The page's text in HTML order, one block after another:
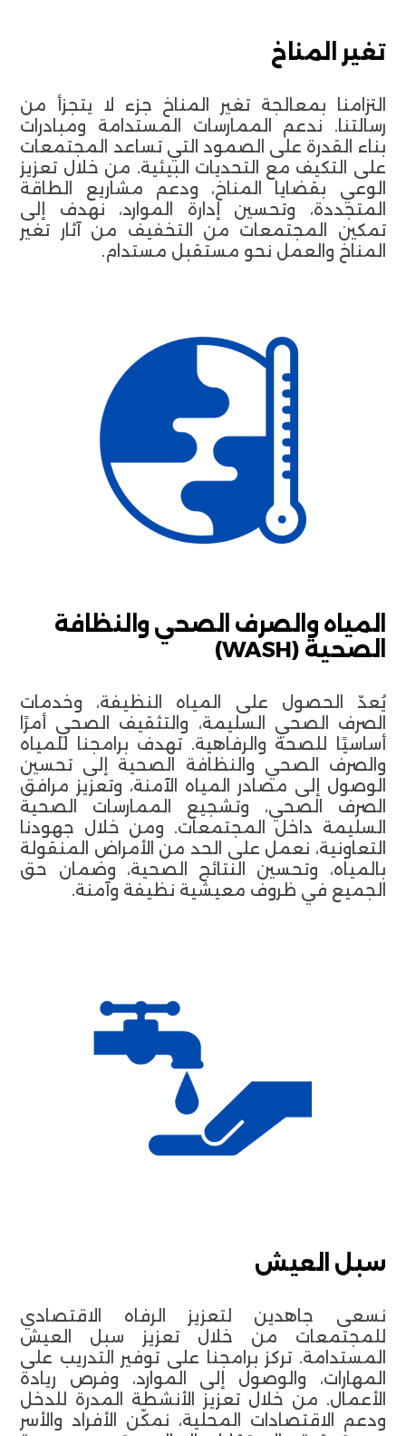
تغير المناخ
التزامنا بمعالجة تغير المناخ جزء لا يتجزأ من
رسالتنا. ندعم الممارسات المستدامة ومبادرات
بناء القدرة على الصمود التي تساعد المجتمعات
على التكيف مع التحديات البيئية. من خلال تعزيز
الوعي بقضايا المناخ، ودعم مشاريع الطاقة
المتجددة، وتحسين إدارة الموارد، نهدف إلى
تمكين المجتمعات من التخفيف من آثار تغير
المناخ والعمل نحو مستقبل مستدام.
المياه والصرف الصحي والنظافة
الصحية (WASH)
يُعدّ الحصول على المياه النظيفة، وخدمات
الصرف الصحي السليمة، والتثقيف الصحي أمرًا
أساسيًا للصحة والرفاهية. تهدف برامجنا للمياه
والصرف الصحي والنظافة الصحية إلى تحسين
الوصول إلى مصادر المياه الآمنة، وتعزيز مرافق
الصرف الصحي، وتشجيع الممارسات الصحية
السليمة داخل المجتمعات. ومن خلال جهودنا
التعاونية، نعمل على الحد من الأمراض المنقولة
بالمياه، وتحسين النتائج الصحية، وضمان حق
الجميع في ظروف معيشية نظيفة وآمنة.
سبل العيش
نسعى جاهدين لتعزيز الرفاه الاقتصادي
للمجتمعات من خلال تعزيز سبل العيش
المستدامة. تركز برامجنا على توفير التدريب على
المهارات، والوصول إلى الموارد، وفرص ريادة
الأعمال. من خلال تعزيز الأنشطة المدرة للدخل
ودعم الاقتصادات المحلية، نمكّن الأفراد والأسر